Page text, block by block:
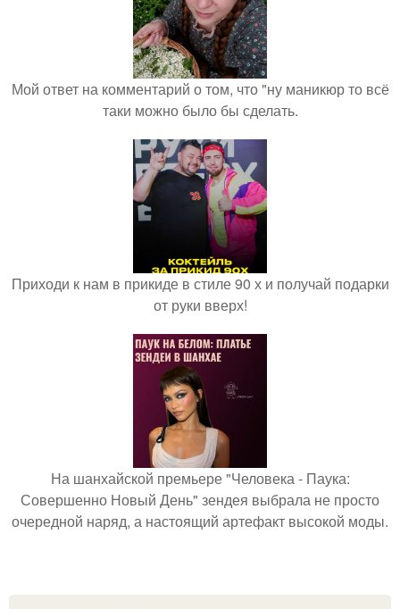
Мой ответ на комментарий о том, что "ну маникюр то всё
таки можно было бы сделать.
Приходи к нам в прикиде в стиле 90 х и получай подарки
от руки вверх!
На шанхайской премьере "Человека - Паука:
Совершенно Новый День" зендея выбрала не просто
очередной наряд, а настоящий артефакт высокой моды.